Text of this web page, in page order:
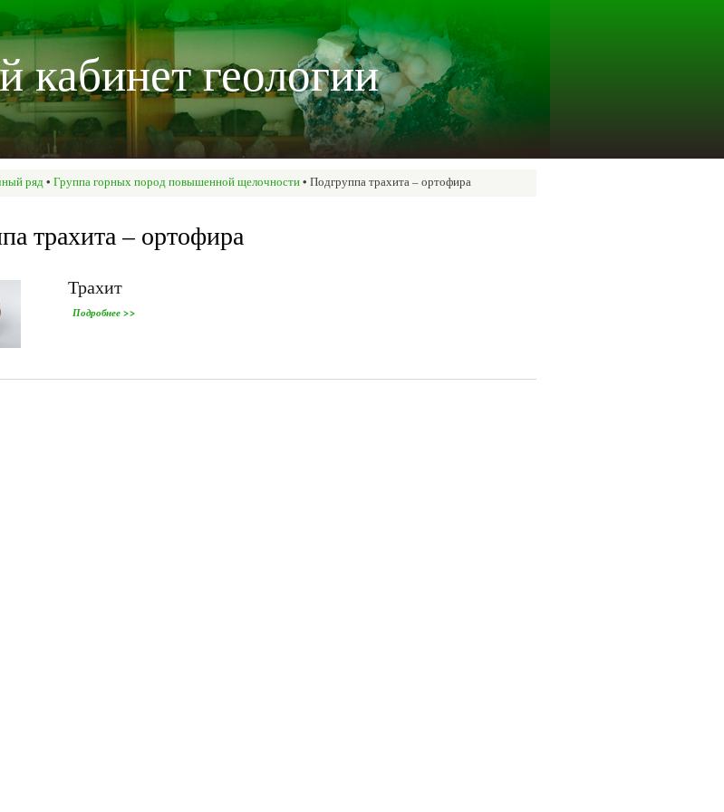
Перейти к
основному
содержанию
кабинет геологии
ряд• Группа горных пород повышенной щелочности• Подгруппа трахита – ортофира
трахита – ортофира
Трахит
Подробнее >>